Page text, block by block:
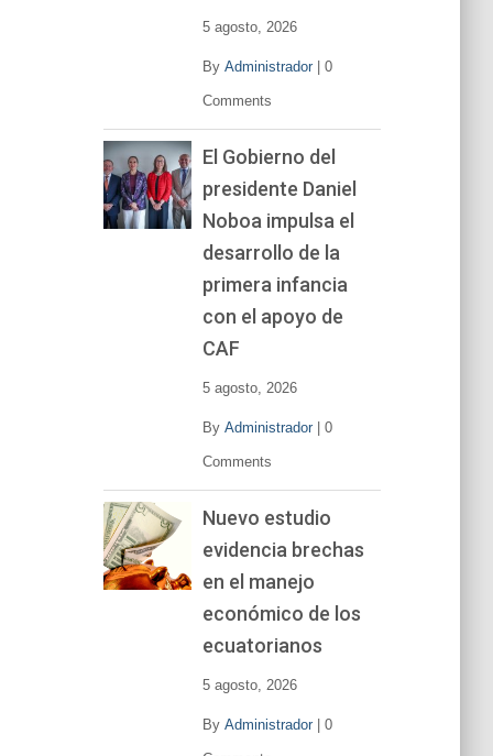
5 agosto, 2026
By Administrador| 0
Comments
El Gobierno del
presidente Daniel
Noboa impulsa el
desarrollo de la
primera infancia
con el apoyo de
CAF
5 agosto, 2026
By Administrador| 0
Comments
Nuevo estudio
evidencia brechas
en el manejo
económico de los
ecuatorianos
5 agosto, 2026
By Administrador| 0